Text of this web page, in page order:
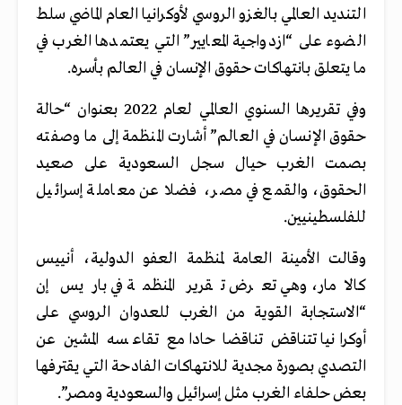
التنديد العالمي بالغزو الروسي لأوكرانيا العام الماضي سلط
الضوء على “ازدواجية المعايير” التي يعتمدها الغرب في
ما يتعلق بانتهاكات حقوق الإنسان في العالم بأسره.
وفي تقريرها السنوي العالمي لعام 2022 بعنوان “حالة
حقوق الإنسان في العالم” أشارت المنظمة إلى ما وصفته
بصمت الغرب حيال سجل السعودية على صعيد
الحقوق، والقمع في مصر، فضلا عن معاملة إسرائيل
للفلسطينيين.
وقالت الأمينة العامة لمنظمة العفو الدولية، أنييس
كالامار، وهي تعرض تقرير المنظمة في باريس إن
“الاستجابة القوية من الغرب للعدوان الروسي على
أوكرانيا تتناقض تناقضا حادا مع تقاعسه المشين عن
التصدي بصورة مجدية للانتهاكات الفادحة التي يقترفها
بعض حلفاء الغرب مثل إسرائيل والسعودية ومصر”.